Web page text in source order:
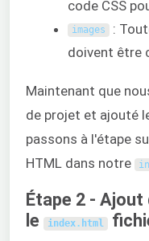
code CSS
images :
doivent être
Maintenant que
de projet et ajouté
passons à l'étape
HTML dans notre
Étape 2 -
le
index. html